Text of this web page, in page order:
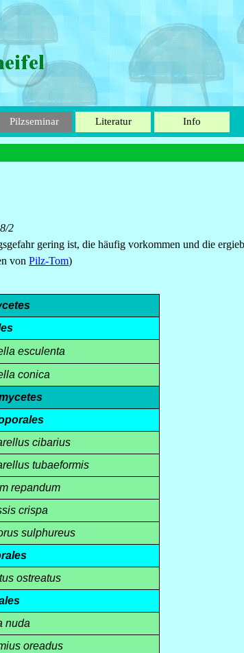
▼
Pilzseminar ▼
Literatur ▼
Info
2
gering ist, die häufig vorkommen und die
vonPilz-Tom)
esculenta
conica
cibarius
tubaeformis
repandum
crispa
sulphureus
ostreatus
nuda
oreadus